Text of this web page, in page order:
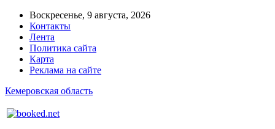
Воскресенье, 9 августа, 2026
Контакты
Лента
Политика сайта
Карта
Реклама на сайте
Кемеровская область